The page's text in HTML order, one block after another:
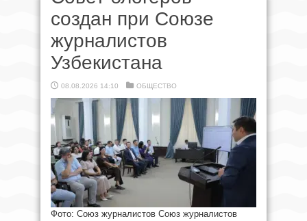
создан при Союзе
журналистов
Узбекистана
08.08.2026 14:10 ОБЩЕСТВО
Фото: Союз журналистов Союз журналистов